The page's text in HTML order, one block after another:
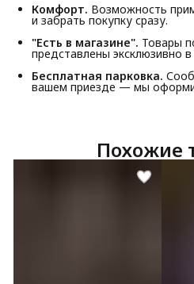
Комфорт. Возможность
и забрать покупку сразу.
"Есть в магазине". Товары
представлены эксклюзивно в
Бесплатная парковка.
вашем приезде — мы
Похожие